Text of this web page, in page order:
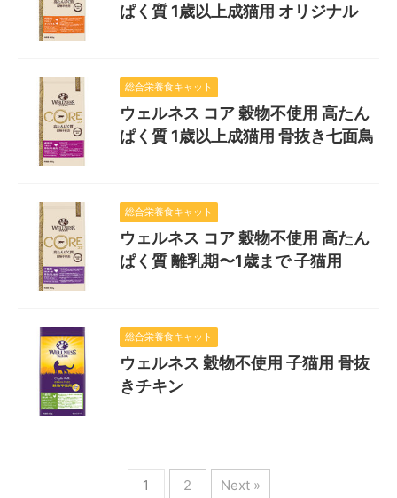
ぱく質 1歳以上成猫用 オリジナル
総合栄養食キャット
ウェルネス コア 穀物不使用 高たん
ぱく質 1歳以上成猫用 骨抜き七面鳥
総合栄養食キャット
ウェルネス コア 穀物不使用 高たん
ぱく質 離乳期〜1歳まで 子猫用
総合栄養食キャット
ウェルネス 穀物不使用 子猫用 骨抜
きチキン
1 2 Next »